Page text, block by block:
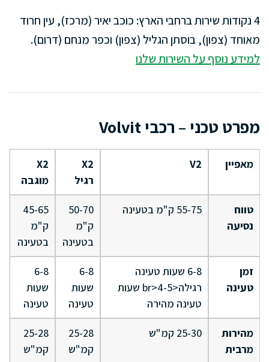
4 נקודות שירות ברחבי הארץ: כוכב יאיר (מרכז), עין חרוד
מאוחד (צפון), בוסתן הגליל (צפון) וכפר מנחם (דרום).
למידע נוסף על השירות שלנו
מפרט טכני – רכבי Volvit
מאפיין V2
X2
רגיל
X2
מוגבה
טווח
נסיעה
55-75 ק"מ בטעינה
50-70
ק"מ
בטעינה
45-65
ק"מ
בטעינה
זמן
טעינה
6-8 שעות טעינה
רגילה<br>4-5 שעות
טעינה מהירה
6-8
שעות
טעינה
6-8
שעות
טעינה
מהירות
מרבית
25-30 קמ"ש
25-28
קמ"ש
25-28
קמ"ש